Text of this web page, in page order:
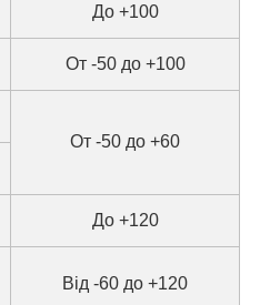
До +100
От -50 до +100
От -50 до +60
До +120
Від -60 до +120